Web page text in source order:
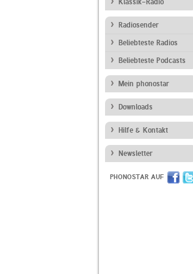
Klassik-Radio
Radiosender
Beliebteste Radios
Beliebteste Podcasts
Mein phonostar
Downloads
Hilfe & Kontakt
Newsletter
PHONOSTAR AUF